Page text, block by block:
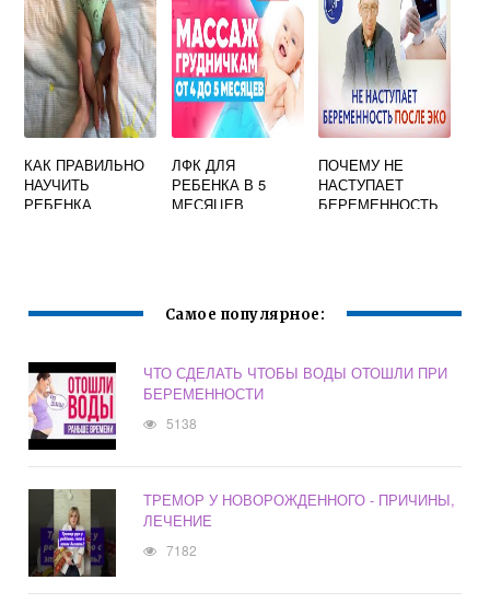
КАК ПРАВИЛЬНО
НАУЧИТЬ
РЕБЕНКА
ЛФК ДЛЯ
РЕБЕНКА В 5
МЕСЯЦЕВ
ПОЧЕМУ НЕ
НАСТУПАЕТ
БЕРЕМЕННОСТЬ
Самое популярное:
ЧТО СДЕЛАТЬ ЧТОБЫ ВОДЫ ОТОШЛИ ПРИ
БЕРЕМЕННОСТИ
5138
ТРЕМОР У НОВОРОЖДЕННОГО - ПРИЧИНЫ,
ЛЕЧЕНИЕ
7182